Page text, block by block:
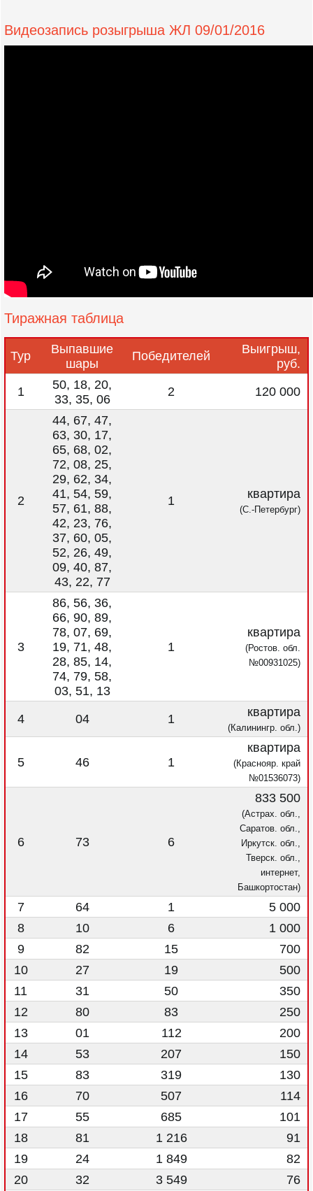
Видеозапись розыгрыша ЖЛ 09/01/2016
Тиражная таблица
Тур
Выпавшие
шары
Победителей
Выигрыш,
руб.
1
50, 18, 20,
33, 35, 06
2 120 000
2
44, 67, 47,
63, 30, 17,
65, 68, 02,
72, 08, 25,
29, 62, 34,
41, 54, 59,
57, 61, 88,
42, 23, 76,
37, 60, 05,
52, 26, 49,
09, 40, 87,
43, 22, 77
1 квартира
(С.-Петербург)
3
86, 56, 36,
66, 90, 89,
78, 07, 69,
19, 71, 48,
28, 85, 14,
74, 79, 58,
03, 51, 13
1
квартира
(Ростов. обл.
№00931025)
4 04 1 квартира
(Калинингр. обл.)
5 46 1
квартира
(Краснояр. край
№01536073)
6 73 6
833 500
(Астрах. обл.,
Саратов. обл.,
Иркутск. обл.,
Тверск. обл.,
интернет,
Башкортостан)
7 64 1
5 000
8
10 6
1 000
9
82 15
700
10
27 19
500
11
31 50
350
12
80 83
250
13
01 112
200
14
53 207
150
15
83 319
130
16
70 507
114
17
55 685
101
18
81 1 216
91
19
24 1 849
82
20
32 3 549 76